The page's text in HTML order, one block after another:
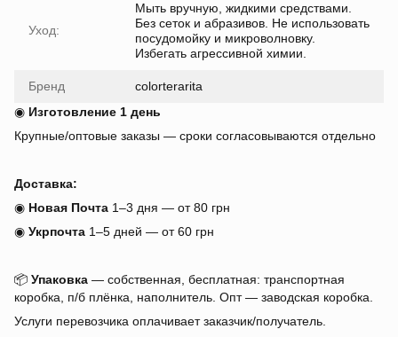
Уход:
Мыть вручную, жидкими средствами.
Без сеток и абразивов. Не использовать
посудомойку и микроволновку.
Избегать агрессивной химии.
Бренд
colorterarita
◉ Изготовление 1 день
Крупные/оптовые заказы — сроки согласовываются отдельно
Доставка:
◉ Новая Почта 1–3 дня — от 80 грн
◉ Укрпочта 1–5 дней — от 60 грн
📦 Упаковка — собственная, бесплатная: транспортная
коробка, п/б плёнка, наполнитель. Опт — заводская коробка.
Услуги перевозчика оплачивает заказчик/получатель.